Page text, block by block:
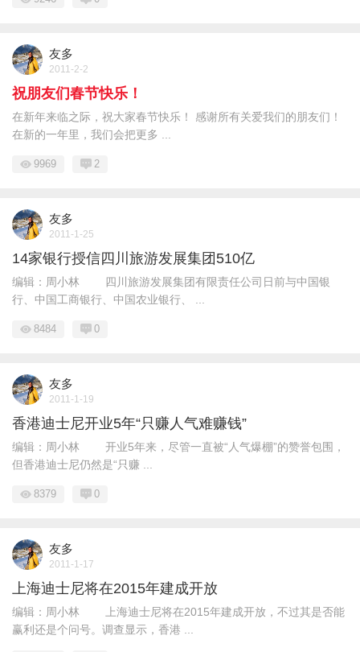
友多
2011-2-2
祝朋友们春节快乐！
在新年来临之际，祝大家春节快乐！ 感谢所有关爱我们的朋友们！
在新的一年里，我们会把更多 ...
9969 2
友多
2011-1-25
14家银行授信四川旅游发展集团510亿
编辑：周小林 四川旅游发展集团有限责任公司日前与中国银
行、中国工商银行、中国农业银行、 ...
8484 0
友多
2011-1-19
香港迪士尼开业5年“只赚人气难赚钱”
编辑：周小林 开业5年来，尽管一直被“人气爆棚”的赞誉包围，
但香港迪士尼仍然是“只赚 ...
8379 0
友多
2011-1-17
上海迪士尼将在2015年建成开放
编辑：周小林 上海迪士尼将在2015年建成开放，不过其是否能
赢利还是个问号。调查显示，香港 ...